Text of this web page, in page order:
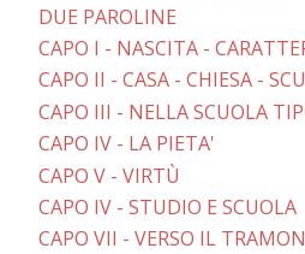
DUE PAROLINE
CAPO I - NASCITA -
CAPO II - CASA - CHIESA -
CAPO III - NELLA SCUOLA
CAPO IV - LA PIETA'
CAPO V - VIRTÙ
CAPO IV - STUDIO E SCUOLA
CAPO VII - VERSO IL